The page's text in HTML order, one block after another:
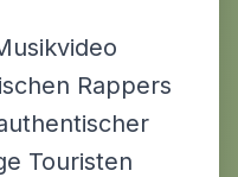
Rappers
Touristen